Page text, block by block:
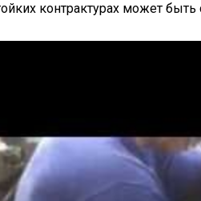
контрактурах может